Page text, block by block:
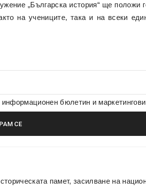
„Българска история“ ще положи
на учениците, така и на всеки
бюлетин и
памет, засилване на